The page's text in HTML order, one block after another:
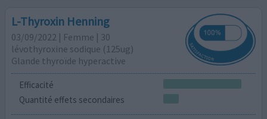
L-Thyroxin Henning
03/09/2022 | Femme | 30
lévothyroxine sodique (125ug)
Glande thyroïde hyperactive
Efficacité
Quantité effets secondaires